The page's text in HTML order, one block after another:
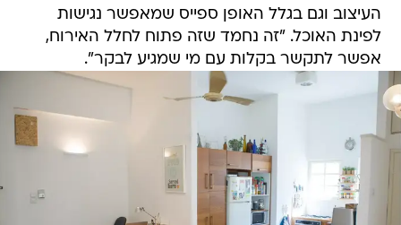
העיצוב וגם בגלל האופן ספייס שמאפשר נגישות
לפינת האוכל. "זה נחמד שזה פתוח לחלל האירוח,
אפשר לתקשר בקלות עם מי שמגיע לבקר".